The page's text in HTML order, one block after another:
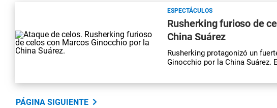
ESPECTÁCULOS
Rusherking furioso de
China Suárez
Rusherking protagonizó un
Ginocchio por la China Suárez.
PÁGINA SIGUIENTE